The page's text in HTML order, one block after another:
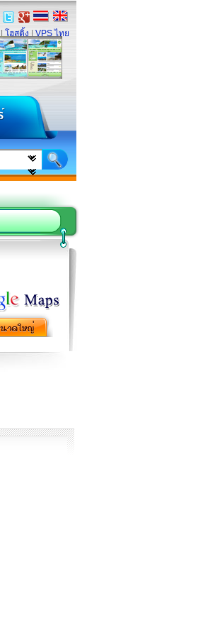
โฮสติ้ง VPS ไทย